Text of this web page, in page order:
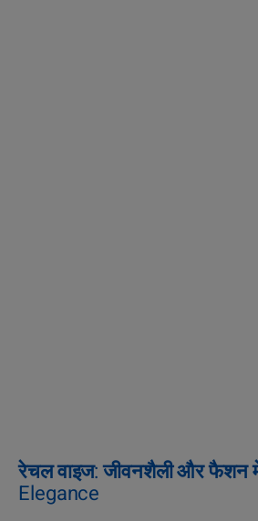
रेचल वाइज: जीवनशैली और फैशन
Elegance